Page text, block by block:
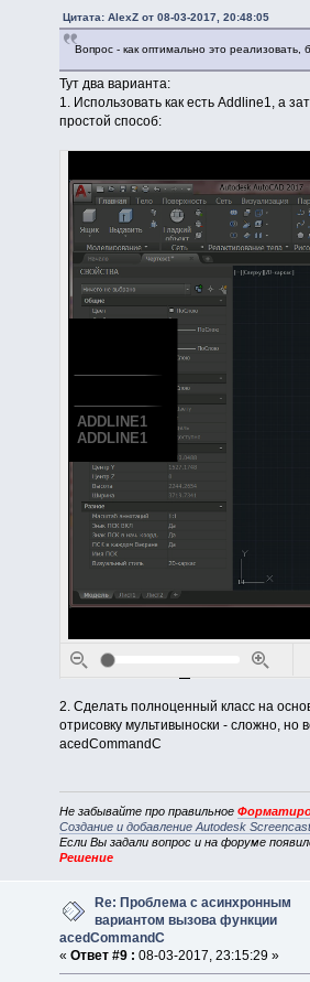
Цитата: AlexZ от 08-03-2017, 20:48:05
Вопрос - как оптимально это реализовать,
Тут два варианта:
1. Использовать как есть Addline1, а
простой способ:
2. Сделать полноценный класс на
отрисовку мультивыноски - сложно,
acedCommandC
Не забывайте про правильное
Создание и добавление Autodesk
Если Вы задали вопрос и на форуме
Решение
Re: Проблема с асинхронным
вариантом вызова функции
acedCommandC
« Ответ #9 : 08-03-2017, 23:15:29 »